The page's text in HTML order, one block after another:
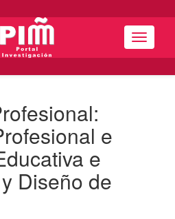
Menú
e
e
Diseño de